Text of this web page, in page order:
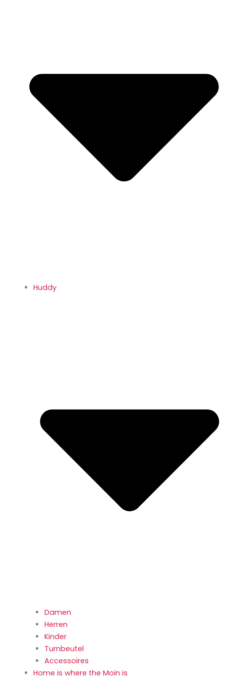
Huddy
Damen
Herren
Kinder
Turnbeutel
Accessoires
Home is where the Moin is